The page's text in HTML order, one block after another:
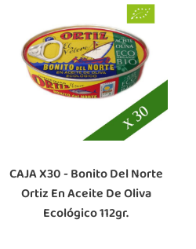
CAJA X30 - Bonito Del Norte
Ortiz En Aceite De Oliva
Ecológico 112gr.